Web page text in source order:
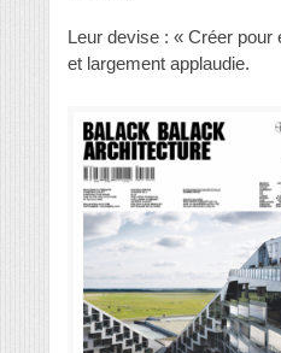
Leur devise : « Créer pour
et largement applaudie.